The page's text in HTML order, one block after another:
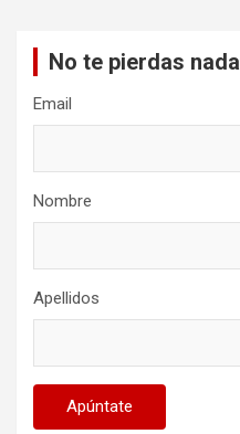
No te pierdas nada
Email
Nombre
Apellidos